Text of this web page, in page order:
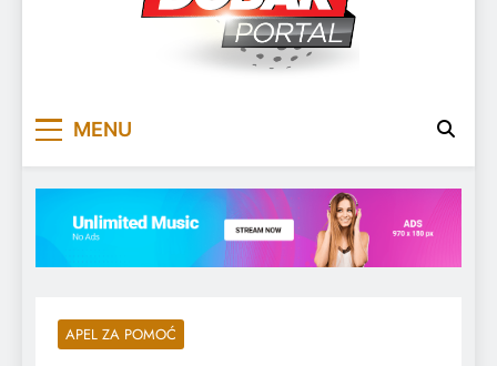
MENU
APEL ZA POMOĆ